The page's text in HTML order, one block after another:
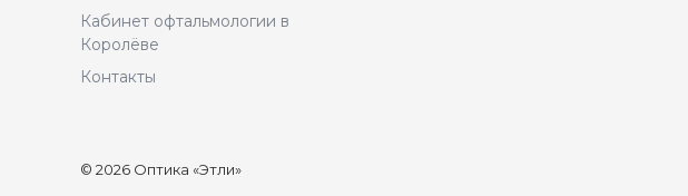
Кабинет офтальмологии в
Королёве
Контакты
© 2026 Оптика «Этли»